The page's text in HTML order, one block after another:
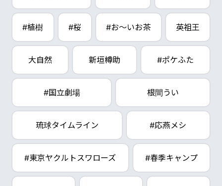
#植樹 #桜 #お～いお茶 英祖王
大自然 新垣樽助 #ポケふた
#国立劇場 根間うい
琉球タイムライン #応燕メシ
#東京ヤクルトスワローズ #春季キャンプ